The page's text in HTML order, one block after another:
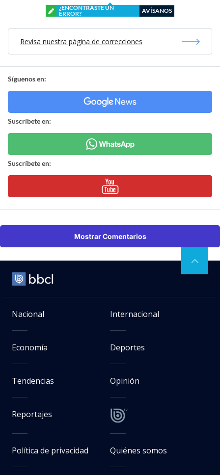
¿ENCONTRASTE UN
ERROR?
AVÍSANOS
Revisa nuestra página de correcciones
Síguenos en:
Suscríbete en:
Suscríbete en:
Mostrar Comentarios
Nacional Internacional
Economía Deportes
Tendencias Opinión
Reportajes
Política de privacidad Quiénes somos